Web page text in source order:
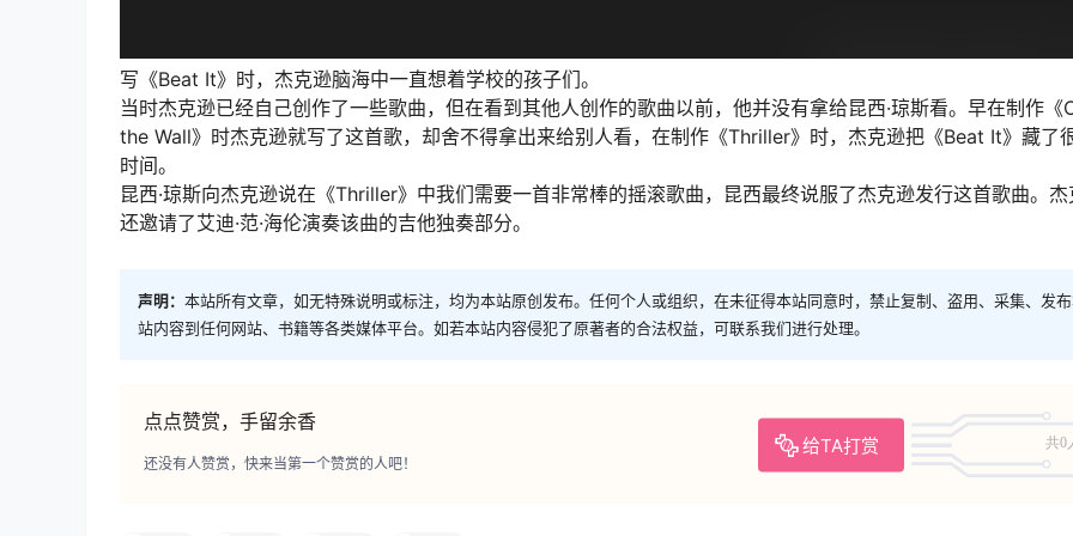
写《Beat It》时，杰克逊脑海中一直想着学校的孩子们。
当时杰克逊已经自己创作了一些歌曲，但在看到其他人创作的歌曲以前，他并没有拿给昆西·琼斯看。早在制作《
the Wall》时杰克逊就写了这首歌，却舍不得拿出来给别人看，在制作《Thriller》时，杰克逊把《Beat It》藏了
时间。
昆西·琼斯向杰克逊说在《Thriller》中我们需要一首非常棒的摇滚歌曲，昆西最终说服了杰克逊发行这首歌曲。杰
还邀请了艾迪·范·海伦演奏该曲的吉他独奏部分。
声明： 本站所有文章，如无特殊说明或标注，均为本站原创发布。任何个人或组织，在未征得本站同意时，禁止复制、盗用、采集、发
站内容到任何网站、书籍等各类媒体平台。如若本站内容侵犯了原著者的合法权益，可联系我们进行处理。
点点赞赏，手留余香
给TA打赏 共0
还没有人赞赏，快来当第一个赞赏的人吧！